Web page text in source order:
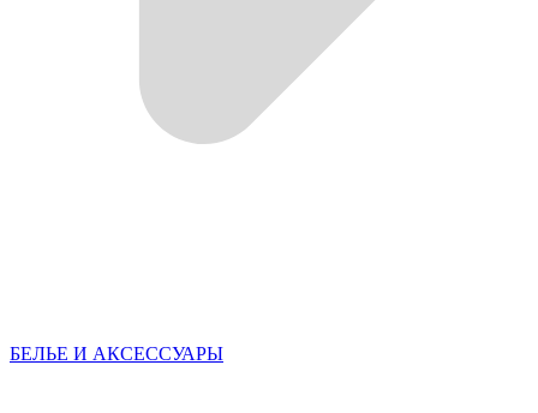
БЕЛЬЕ И АКСЕССУАРЫ